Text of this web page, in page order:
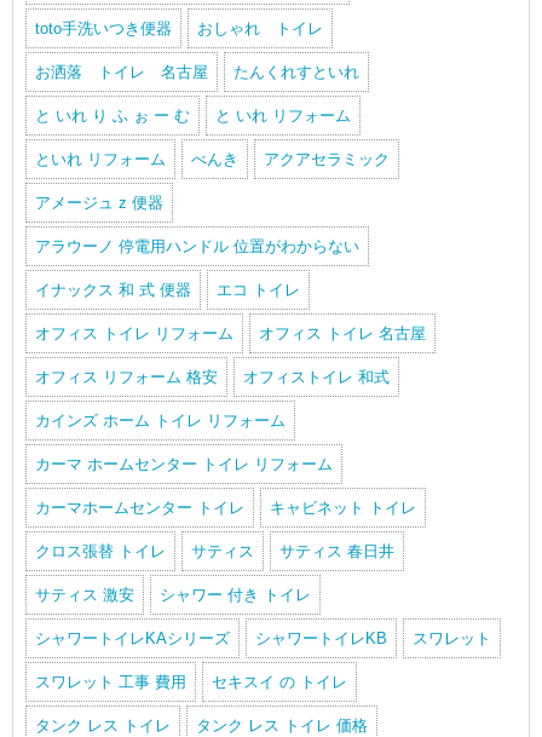
toto手洗いつき便器 おしゃれ トイレ
お洒落 トイレ 名古屋 たんくれすといれ
と いれ り ふ ぉ ー む と いれ リフォーム
といれ リフォーム べんき アクアセラミック
アメージュ z 便器
アラウーノ 停電用ハンドル 位置がわからない
イナックス 和 式 便器 エコ トイレ
オフィス トイレ リフォーム オフィス トイレ 名古屋
オフィス リフォーム 格安 オフィストイレ 和式
カインズ ホーム トイレ リフォーム
カーマ ホームセンター トイレ リフォーム
カーマホームセンター トイレ キャビネット トイレ
クロス張替 トイレ サティス サティス 春日井
サティス 激安 シャワー 付き トイレ
シャワートイレKAシリーズ シャワートイレKB スワレット
スワレット 工事 費用 セキスイ の トイレ
タンク レス トイレ タンク レス トイレ 価格